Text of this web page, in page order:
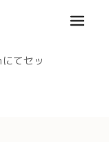
てセッ
メニュ